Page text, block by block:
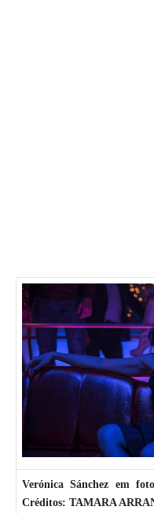
Verónica Sánchez em
Créditos: TAMARA